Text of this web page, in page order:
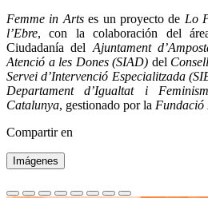
Femme in Artses un proyecto de Lo
l’Ebre, con la colaboración del
Ciudadanía del Ajuntament
Atenció a les Dones (SIAD) del
Servei d’Intervenció Especialitzada
Departament d’Igualtat i
Catalunya, gestionado por la Fundació
Compartir en
Imágenes